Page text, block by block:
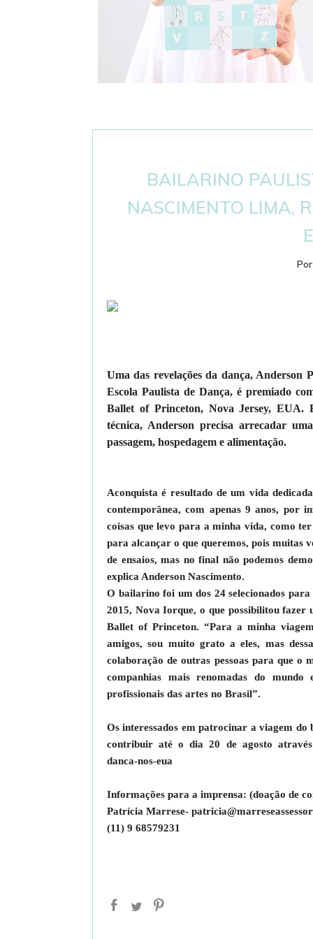
BAILARINO
NASCIMENTO LIMA,
Por
Uma das revelações da dança, Anderson
Escola Paulista de Dança, é premiado
Ballet of Princeton, Nova Jersey, EUA.
técnica, Anderson precisa arrecadar
passagem, hospedagem e alimentação.
Aconquista é resultado de um vida
contemporânea, com apenas 9 anos, por
coisas que levo para a minha vida, como
para alcançar o que queremos, pois muitas
de ensaios, mas no final não podemos
explica Anderson Nascimento.
O bailarino foi um dos 24 selecionados
2015, Nova Iorque, o que possibilitou
Ballet of Princeton. “Para a minha
amigos, sou muito grato a eles, mas
colaboração de outras pessoas para que o
companhias mais renomadas do
profissionais das artes no Brasil”.
Os interessados em patrocinar a viagem
contribuir até o dia 20 de agosto através
danca-nos-eua
Informações para a imprensa: (doação de
Patrícia Marrese-
(11) 9 68579231